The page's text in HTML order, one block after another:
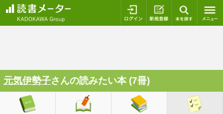
ログイン 新規登録
元気伊勢子さんの読みたい本 (7冊)